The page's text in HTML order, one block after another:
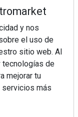
y nos
el uso de
sitio web. Al
tecnologías de
mejorar tu
servicios más